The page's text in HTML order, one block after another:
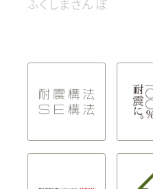
ふくしまさんぽ